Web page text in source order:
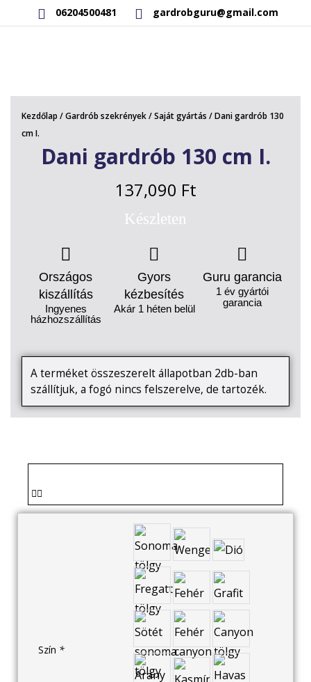
06204500481 gardrobguru@gmail.com
RAKTÁRON LÉVŐ TERMÉKEK
SAJÁT GYÁRTÁSÚ TERMÉKEK
KAPCSOLAT
Kezdőlap /Gardrób szekrények/Saját gyártás / Dani gardrób 130
cm I.
Dani gardrób 130 cm I.
137,090 Ft
Készleten
Országos
kiszállítás
Ingyenes
házhozszállítás
Gyors
kézbesítés
Akár 1 héten belül
Guru garancia
1 év gyártói
garancia
A terméket összeszerelt állapotban 2db-ban
szállítjuk, a fogó nincs felszerelve, de tartozék.
Szín *